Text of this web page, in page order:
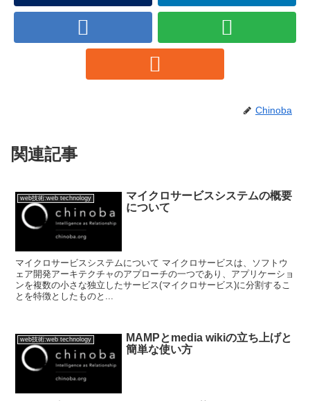
Chinoba
関連記事
web技術:web technology
マイクロサービスシステムの概要
について
マイクロサービスシステムについて マイクロサービスは、ソフトウ
ェア開発アーキテクチャのアプローチの一つであり、アプリケーショ
ンを複数の小さな独立したサービス(マイクロサービス)に分割するこ
とを特徴としたものと...
web技術:web technology
MAMPとmedia wikiの立ち上げと
簡単な使い方